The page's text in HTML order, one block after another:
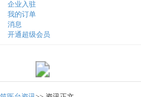
企业入驻
我的订单
消息
开通超级会员